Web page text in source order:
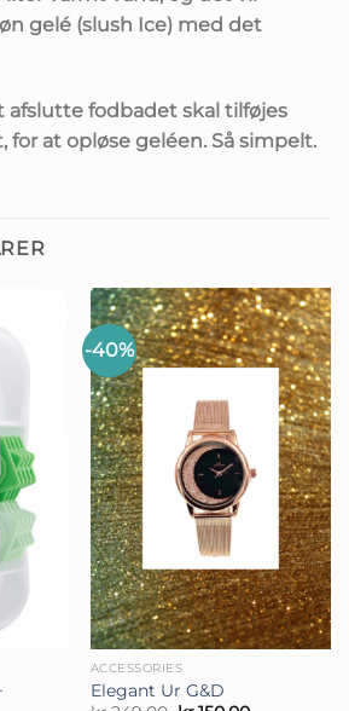
gelé (slush Ice) med det
afslutte fodbadet skal tilføjes
for at opløse geléen. Så simpelt.
-40%
ACCESSORIES
Elegant Ur G&D